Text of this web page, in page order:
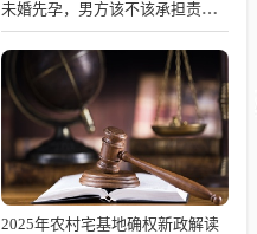
未婚先孕，男方该不该承担责任？
2025年农村宅基地确权新政解读